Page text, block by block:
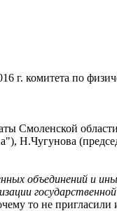
г. комитета по
Смоленской
Н.Чугунова
объединений и
то не пригласили